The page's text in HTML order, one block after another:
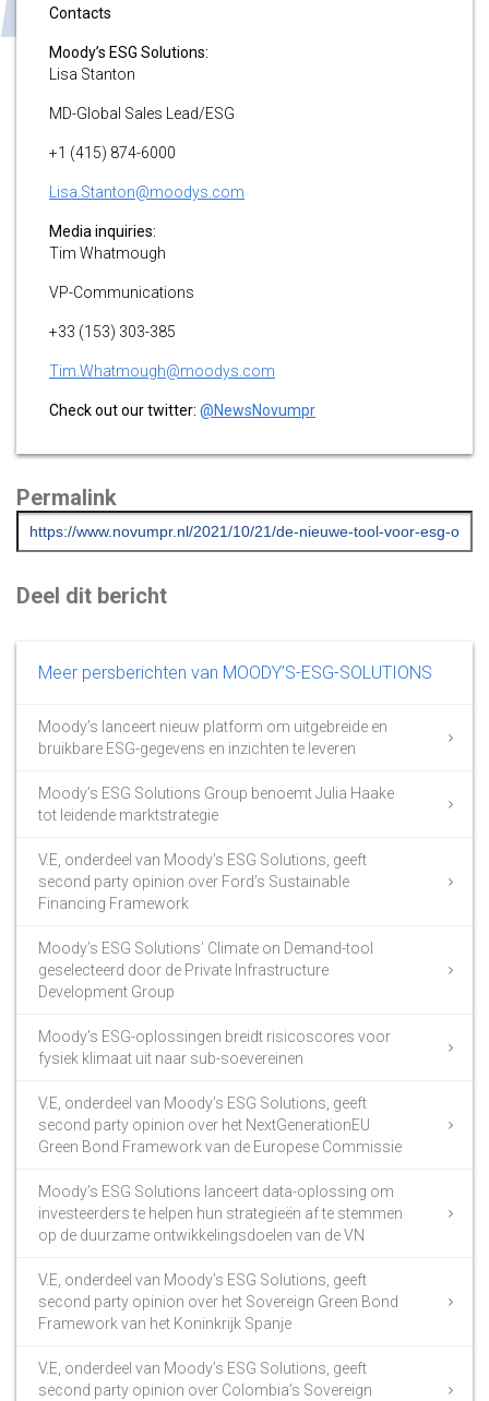
Contacts
Moody’s ESG Solutions:
Lisa Stanton
MD-Global Sales Lead/ESG
+1 (415) 874-6000
Lisa.Stanton@moodys.com
Media inquiries:
Tim Whatmough
VP-Communications
+33 (153) 303-385
Tim.Whatmough@moodys.com
Check out our twitter: @NewsNovumpr
Permalink
Deel dit bericht
Meer persberichten van MOODY’S-ESG-SOLUTIONS
Moody’s lanceert nieuw platform om uitgebreide en
bruikbare ESG-gegevens en inzichten te leveren
Moody’s ESG Solutions Group benoemt Julia Haake
tot leidende marktstrategie
V.E, onderdeel van Moody’s ESG Solutions, geeft
second party opinion over Ford’s Sustainable
Financing Framework
Moody’s ESG Solutions’ Climate on Demand-tool
geselecteerd door de Private Infrastructure
Development Group
Moody’s ESG-oplossingen breidt risicoscores voor
fysiek klimaat uit naar sub-soevereinen
V.E, onderdeel van Moody’s ESG Solutions, geeft
second party opinion over het NextGenerationEU
Green Bond Framework van de Europese Commissie
Moody’s ESG Solutions lanceert data-oplossing om
investeerders te helpen hun strategieën af te stemmen
op de duurzame ontwikkelingsdoelen van de VN
V.E, onderdeel van Moody’s ESG Solutions, geeft
second party opinion over het Sovereign Green Bond
Framework van het Koninkrijk Spanje
V.E, onderdeel van Moody’s ESG Solutions, geeft
second party opinion over Colombia’s Sovereign